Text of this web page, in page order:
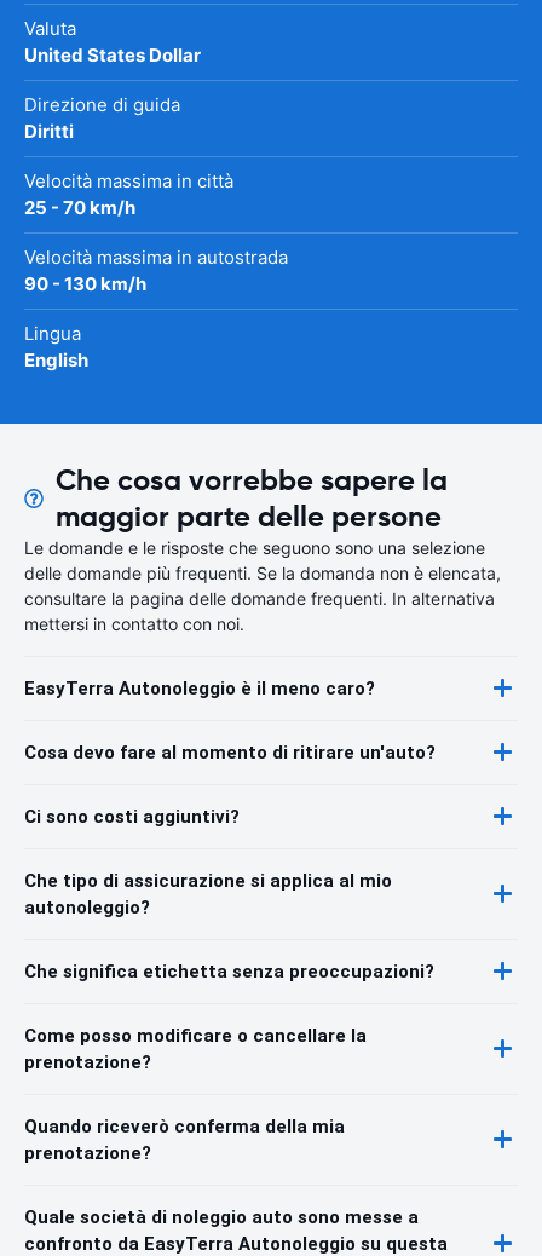
Valuta
United States Dollar
Direzione di guida
Diritti
Velocità massima in città
25 - 70 km/h
Velocità massima in autostrada
90 - 130 km/h
Lingua
English
Che cosa vorrebbe sapere la
maggior parte delle persone
Le domande e le risposte che seguono sono una selezione
delle domande più frequenti. Se la domanda non è elencata,
consultare la pagina delle domande frequenti. In alternativa
mettersi in contatto con noi.
EasyTerra Autonoleggio è il meno caro?
Cosa devo fare al momento di ritirare un'auto?
Ci sono costi aggiuntivi?
Che tipo di assicurazione si applica al mio
autonoleggio?
Che significa etichetta senza preoccupazioni?
Come posso modificare o cancellare la
prenotazione?
Quando riceverò conferma della mia
prenotazione?
Quale società di noleggio auto sono messe a
confronto da EasyTerra Autonoleggio su questa